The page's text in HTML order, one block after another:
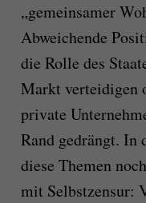
„gemeinsamer
Abweichende
die Rolle des
Markt verteidigen
private
Rand gedrängt. In
diese Themen
mit Selbstzensur: